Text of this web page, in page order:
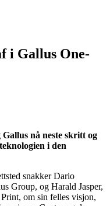
i Gallus One-
nå neste skritt og
i den
snakker Dario
Group, og Harald Jasper,
om sin felles visjon,